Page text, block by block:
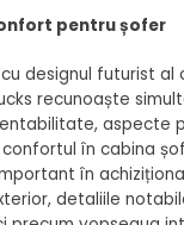
pentru șofer
designul futurist al
recunoaște
aspecte
în cabina
în
detaliile